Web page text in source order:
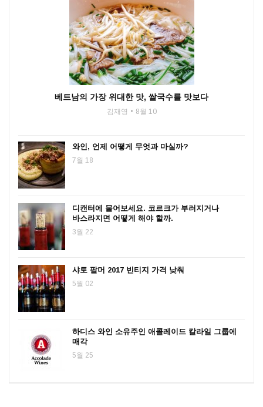
베트남의 가장 위대한 맛, 쌀국수를 맛보다
김재영 8월 10
와인, 언제 어떻게 무엇과 마실까?
7월 18
디캔터에 물어보세요. 코르크가 부러지거나
바스라지면 어떻게 해야 할까.
3월 22
샤토 팔머 2017 빈티지 가격 낮춰
5월 02
하디스 와인 소유주인 애콜레이드 칼라일 그룹에
매각
5월 25